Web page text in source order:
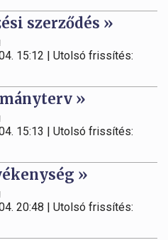
szerződés »
15:12 | Utolsó frissítés:
»
15:13 | Utolsó frissítés:
»
20:48 | Utolsó frissítés: